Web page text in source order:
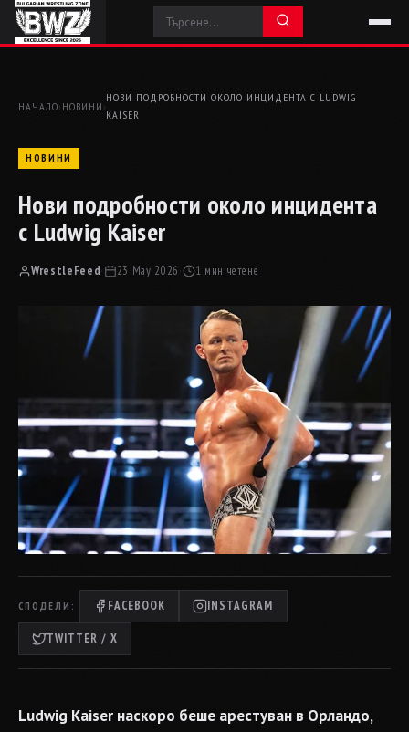
НАЧАЛО› НОВИНИ ›
НОВИ ПОДРОБНОСТИ ОКОЛО ИНЦИДЕНТА С LUDWIG
KAISER
НОВИНИ
Нови подробности около инцидента
с Ludwig Kaiser
WrestleFeed· 23 May 2026· 1 мин четене
СПОДЕЛИ: FACEBOOK INSTAGRAM
TWITTER / X
Ludwig Kaiser наскоро беше арестуван в Орландо,